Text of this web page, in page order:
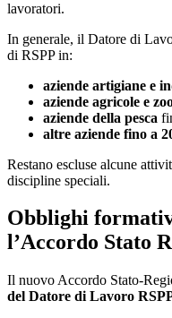
lavoratori.
In generale, il Datore di
di RSPP in:
aziende artigiane e
aziende agricole e
aziende della pesca
altre aziende fino a
Restano escluse alcune
discipline speciali.
Obblighi
l’Accordo Stato
Il nuovo Accordo Stato-
del Datore di Lavoro